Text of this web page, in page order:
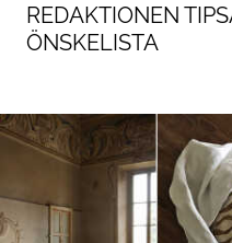
REDAKTIONEN
ÖNSKELISTA